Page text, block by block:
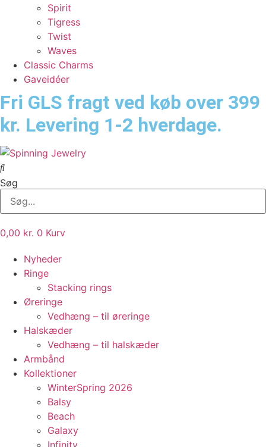
Spirit
Tigress
Twist
Waves
Classic Charms
Gaveidéer
Fri GLS fragt ved køb over 399
kr. Levering 1-2 hverdage.
Søg
0,00 kr. 0 Kurv
Nyheder
Ringe
Stacking rings
Øreringe
Vedhæng – til øreringe
Halskæder
Vedhæng – til halskæder
Armbånd
Kollektioner
WinterSpring 2026
Balsy
Beach
Galaxy
Infinity